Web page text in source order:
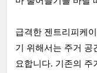
급격한 젠트리피케
기 위해서는 주거 공
요합니다. 기존의 주